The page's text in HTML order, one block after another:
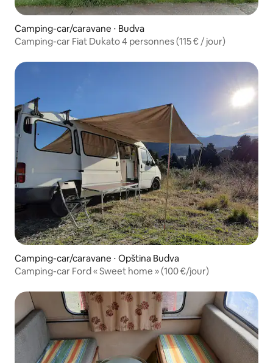
Camping-car/caravane ⋅ Budva
Camping-car Fiat Dukato 4 personnes (115 € / jour)
Camping-car/caravane ⋅ Opština Budva
Camping-car Ford « Sweet home » (100 €/jour)